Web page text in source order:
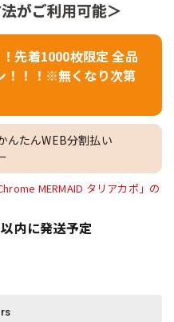
先着1000枚限定 全品
！！！※無くなり次第
んたんWEB分割払い
MERMAID タリアカポ」の
内に発送予定